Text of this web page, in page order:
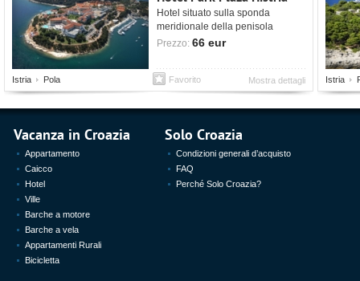
Hotel situato sulla sponda
meridionale della penisola
istriana, arricchito da un\'offerta
Prezzo: 66 eur
Istria Pola Mostra dettagli
Favorito Istria
Vacanza in Croazia
Appartamento
Caicco
Hotel
Ville
Barche a motore
Barche a vela
Appartamenti Rurali
Bicicletta
Solo Croazia
Condizioni generali d’acquisto
FAQ
Perché Solo Croazia?